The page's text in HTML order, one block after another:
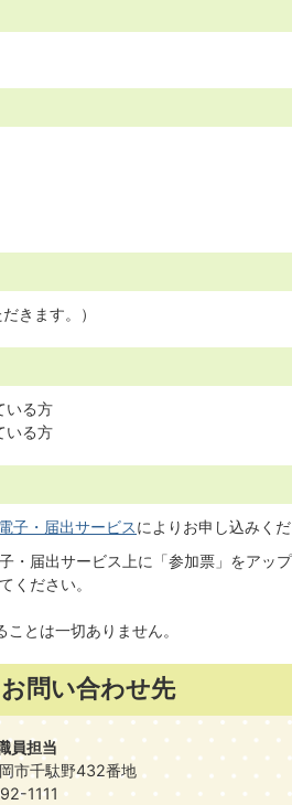
きます。）
いる方
いる方
子・届出サービスによりお申し込みくだ
・届出サービス上に「参加票」をアッ
ください。
とは一切ありません。
問い合わせ先
員担当
市千駄野432番地
1111